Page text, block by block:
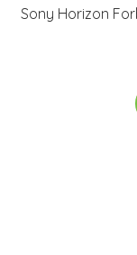
Sony Horizon